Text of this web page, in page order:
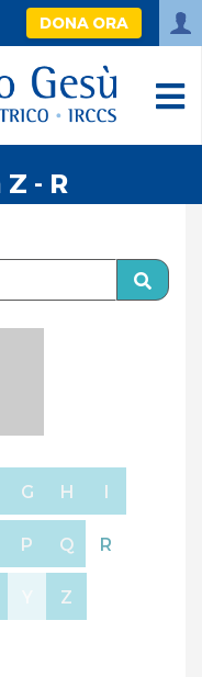
DONA ORA
- R
G H I
P Q R
Z